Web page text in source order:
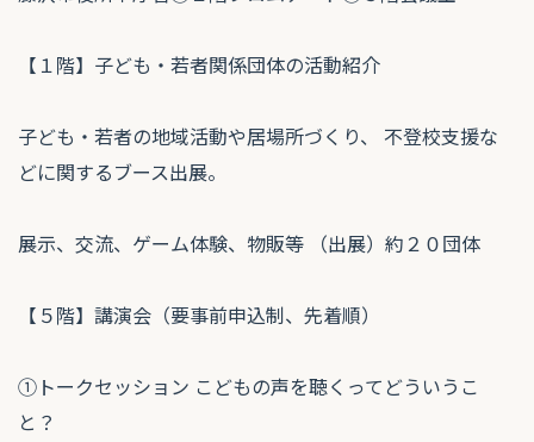
【１階】子ども・若者関係団体の活動紹介
子ども・若者の地域活動や居場所づくり、 不登校支援な
どに関するブース出展。
展示、交流、ゲーム体験、物販等 （出展）約２０団体
【５階】講演会（要事前申込制、先着順）
①トークセッション こどもの声を聴くってどういうこ
と？